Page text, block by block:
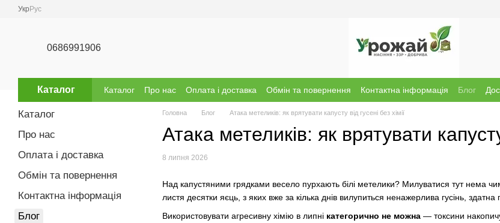
Перейти до основного контенту
Укр Рус
0686991906
Каталог Каталог Про нас Оплата і доставка Обмін та повернення Контактна інформація Блог
Відгуки про магазин
Бренди
Головна Блог Атака метеликів: як врятувати капусту від гусені без хімії
Атака метеликів: як врятувати капусту
8 липня 2026
Над капустяними грядками весело пурхають білі метелики? Милуватися тут нема
листя десятки яєць, з яких вже за кілька днів вилупиться ненажерлива гусінь,
Використовувати агресивну хімію в липні категорично не можна — токсини
Каталог
Про нас
Оплата і доставка
Обмін та повернення
Контактна інформація
Блог